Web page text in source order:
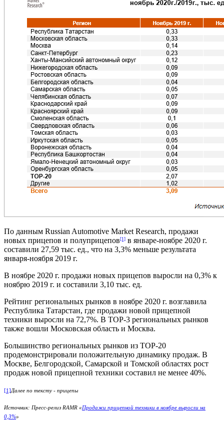
По данным Russian Automotive Market Research, продажи
новых прицепов и полуприцепов [1] в январе-ноябре 2020 г.
составили 27,59 тыс. ед., что на 3,3% меньше результата
января-ноября 2019 г.
В ноябре 2020 г. продажи новых прицепов выросли на 0,3% к
ноябрю 2019 г. и составили 3,10 тыс. ед.
Рейтинг региональных рынков в ноябре 2020 г. возглавила
Республика Татарстан, где продажи новой прицепной
техники выросли на 72,7%. В ТОР-3 региональных рынков
также вошли Московская область и Москва.
Большинство региональных рынков из ТОР-20
продемонстрировали положительную динамику продаж. В
Москве, Белгородской, Самарской и Томской областях рост
продаж новой прицепной техники составил не менее 40%.
[1]Далее по тексту - прицепы
Источник: Пресс-релиз RAMR «Продажи прицепной техники в ноябре выросли на
0,3%»